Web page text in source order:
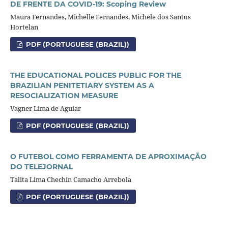
DE FRENTE DA COVID-19: Scoping Review
Maura Fernandes, Michelle Fernandes, Michele dos Santos
Hortelan
PDF (PORTUGUESE (BRAZIL))
THE EDUCATIONAL POLICES PUBLIC FOR THE
BRAZILIAN PENITETIARY SYSTEM AS A
RESOCIALIZATION MEASURE
Vagner Lima de Aguiar
PDF (PORTUGUESE (BRAZIL))
O FUTEBOL COMO FERRAMENTA DE APROXIMAÇÃO
DO TELEJORNAL
Talita Lima Chechin Camacho Arrebola
PDF (PORTUGUESE (BRAZIL))